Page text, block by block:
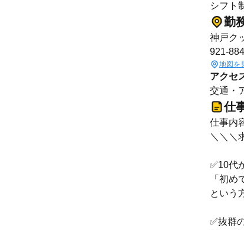
シフト
勤
神戸ク
921-
地図を
アクセ
交通・
仕
仕事内
＼＼＼
✅️10代
「初め
という
✅️抜群